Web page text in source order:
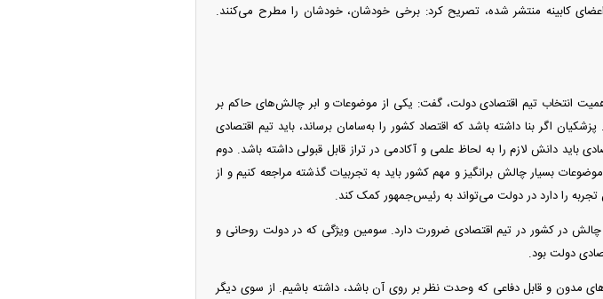
کابینه منتشر شده، تصریح کرد: برخی خودشان، خودشان را مطرح می‌کنند.
انتخاب تیم اقتصادی دولت، گفت: یکی از موضوعات و ابر چالش‌های حاکم بر
اگر بنا داشته باشد که اقتصاد کشور را به‌سامان برساند، باید تیم اقتصادی
باید دانش لازم را به لحاظ علمی و آکادمی در تراز قابل قبولی داشته باشد. دوم
بسیار چالش برانگیز و مهم کشور باید به تجربیات گذشته مراجعه کنیم و از
تجربه را دارد در دولت می‌تواند به رئیس‌جمهور کمک کند.
ابر چالش در کشور در تیم اقتصادی ضرورت دارد. سومین ویژگی که در دولت روحانی و
دولت بود.
مدون و قابل دفاعی که وحدت نظر بر روی آن باشد، داشته باشیم. از سوی دیگر